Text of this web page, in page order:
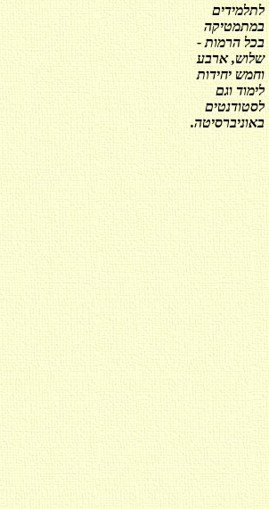
לתלמידים
במתמטיקה
בכל הרמות -
שלוש, ארבע
וחמש יחידות
לימוד וגם
לסטודנטים
באוניברסיטה.